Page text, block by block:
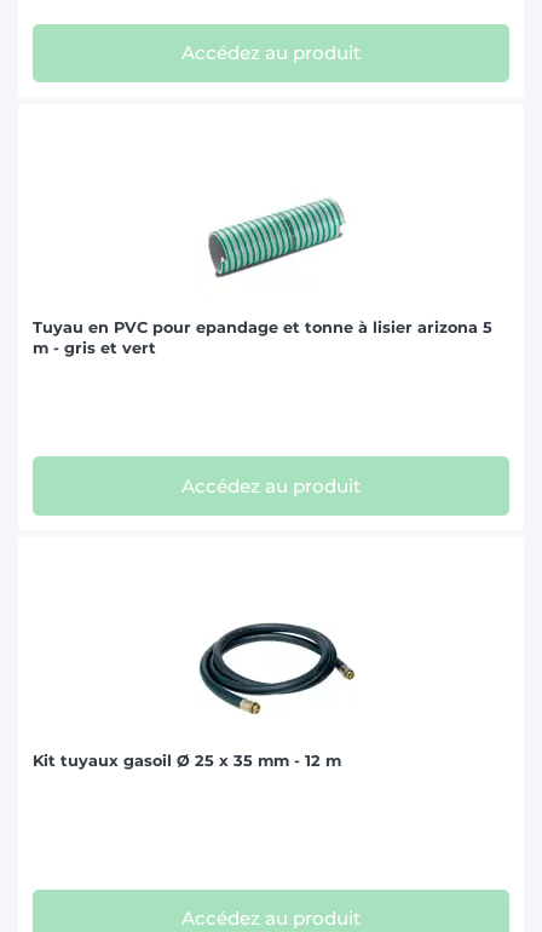
Accédez au produit
Tuyau en PVC pour epandage et tonne à lisier arizona 5
m - gris et vert
Accédez au produit
Kit tuyaux gasoil Ø 25 x 35 mm - 12 m
Accédez au produit